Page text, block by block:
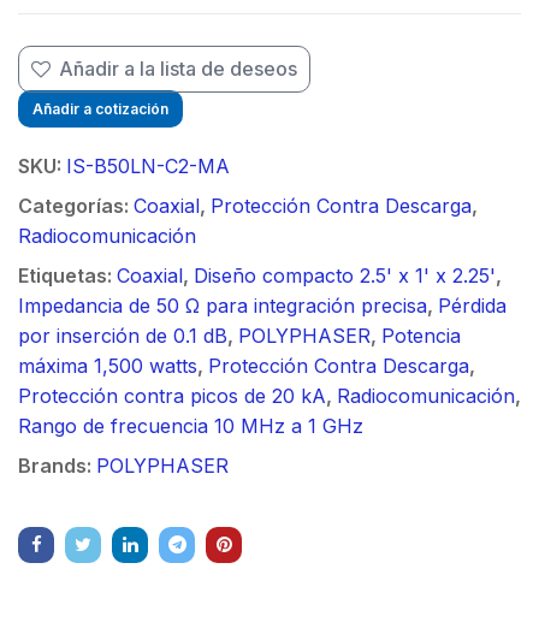
Añadir a la lista de deseos
Añadir a cotización
SKU: IS-B50LN-C2-MA
Categorías: Coaxial, Protección Contra Descarga,
Radiocomunicación
Etiquetas: Coaxial, Diseño compacto 2.5' x 1' x 2.25',
Impedancia de 50 Ω para integración precisa, Pérdida
por inserción de 0.1 dB, POLYPHASER, Potencia
máxima 1,500 watts, Protección Contra Descarga,
Protección contra picos de 20 kA, Radiocomunicación,
Rango de frecuencia 10 MHz a 1 GHz
Brands: POLYPHASER